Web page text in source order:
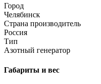
Город
Челябинск
Страна производитель
Россия
Тип
Азотный генератор
Габариты и вес